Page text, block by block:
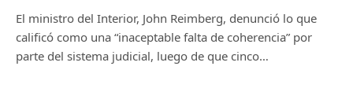
El ministro del Interior, John Reimberg, denunció lo que
calificó como una “inaceptable falta de coherencia” por
parte del sistema judicial, luego de que cinco…